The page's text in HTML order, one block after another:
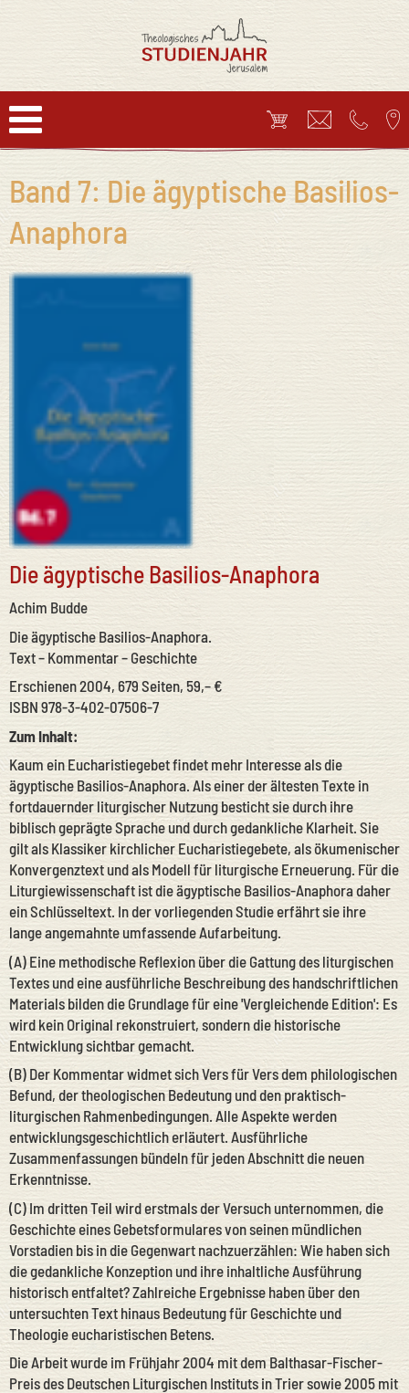
Band 7: Die ägyptische Basilios-
Anaphora
Die ägyptische Basilios-Anaphora
Achim Budde
Die ägyptische Basilios-Anaphora.
Text – Kommentar – Geschichte
Erschienen 2004, 679 Seiten, 59,– €
ISBN 978-3-402-07506-7
Zum Inhalt:
Kaum ein Eucharistiegebet findet mehr Interesse als die
ägyptische Basilios-Anaphora. Als einer der ältesten Texte in
fortdauernder liturgischer Nutzung besticht sie durch ihre
biblisch geprägte Sprache und durch gedankliche Klarheit. Sie
gilt als Klassiker kirchlicher Eucharistiegebete, als ökumenischer
Konvergenztext und als Modell für liturgische Erneuerung. Für die
Liturgiewissenschaft ist die ägyptische Basilios-Anaphora daher
ein Schlüsseltext. In der vorliegenden Studie erfährt sie ihre
lange angemahnte umfassende Aufarbeitung.
(A) Eine methodische Reflexion über die Gattung des liturgischen
Textes und eine ausführliche Beschreibung des handschriftlichen
Materials bilden die Grundlage für eine 'Vergleichende Edition': Es
wird kein Original rekonstruiert, sondern die historische
Entwicklung sichtbar gemacht.
(B) Der Kommentar widmet sich Vers für Vers dem philologischen
Befund, der theologischen Bedeutung und den praktisch-
liturgischen Rahmenbedingungen. Alle Aspekte werden
entwicklungsgeschichtlich erläutert. Ausführliche
Zusammenfassungen bündeln für jeden Abschnitt die neuen
Erkenntnisse.
(C) Im dritten Teil wird erstmals der Versuch unternommen, die
Geschichte eines Gebetsformulares von seinen mündlichen
Vorstadien bis in die Gegenwart nachzuerzählen: Wie haben sich
die gedankliche Konzeption und ihre inhaltliche Ausführung
historisch entfaltet? Zahlreiche Ergebnisse haben über den
untersuchten Text hinaus Bedeutung für Geschichte und
Theologie eucharistischen Betens.
Die Arbeit wurde im Frühjahr 2004 mit dem Balthasar-Fischer-
Preis des Deutschen Liturgischen Instituts in Trier sowie 2005 mit